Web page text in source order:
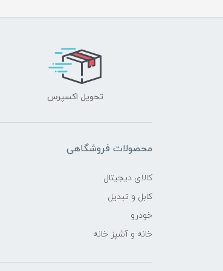
تحویل اکسپرس
محصولات فروشگاهی
کالای دیجیتال
کابل و تبدیل
خودرو
خانه و آشپز خانه